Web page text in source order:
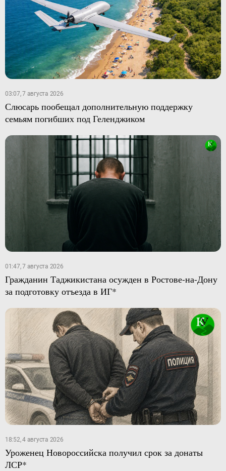
03:07, 7 августа 2026
Слюсарь пообещал дополнительную поддержку
семьям погибших под Геленджиком
01:47, 7 августа 2026
Гражданин Таджикистана осужден в Ростове-на-Дону
за подготовку отъезда в ИГ*
18:52, 4 августа 2026
Уроженец Новороссийска получил срок за донаты
ЛСР*